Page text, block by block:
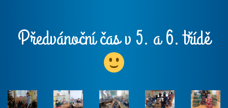
Předvánoční čas v 5. a 6. třídě